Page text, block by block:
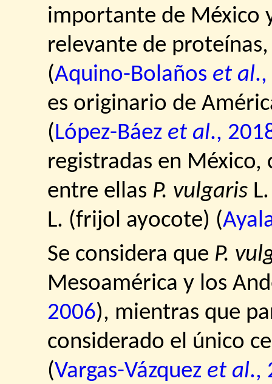
importante de México
relevante de
(Aquino-Bolaños et al
es originario de
(López-Báez et al.,
registradas en México,
entre ellas P. vulgaris
L. (frijol ayocote) (
Se considera que P.
Mesoamérica y los
2006), mientras que
considerado el único
(Vargas-Vázquez et al.,